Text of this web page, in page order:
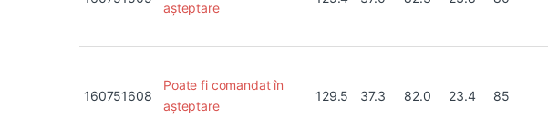
așteptare
160751608
Poate fi comandat în
așteptare
129.5 37.3 82.0 23.4 85